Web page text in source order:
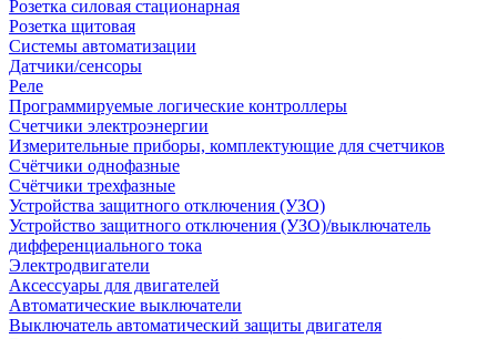
Розетка силовая стационарная
Розетка щитовая
Системы автоматизации
Датчики/сенсоры
Реле
Программируемые логические контроллеры
Счетчики электроэнергии
Измерительные приборы, комплектующие для счетчиков
Счётчики однофазные
Счётчики трехфазные
Устройства защитного отключения (УЗО)
Устройство защитного отключения (УЗО)/выключатель
дифференциального тока
Электродвигатели
Аксессуары для двигателей
Автоматические выключатели
Выключатель автоматический защиты двигателя